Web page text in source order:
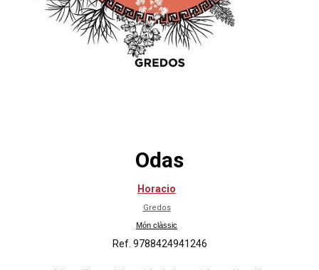
Odas
Horacio
Gredos
Món clàssic
Ref. 9788424941246